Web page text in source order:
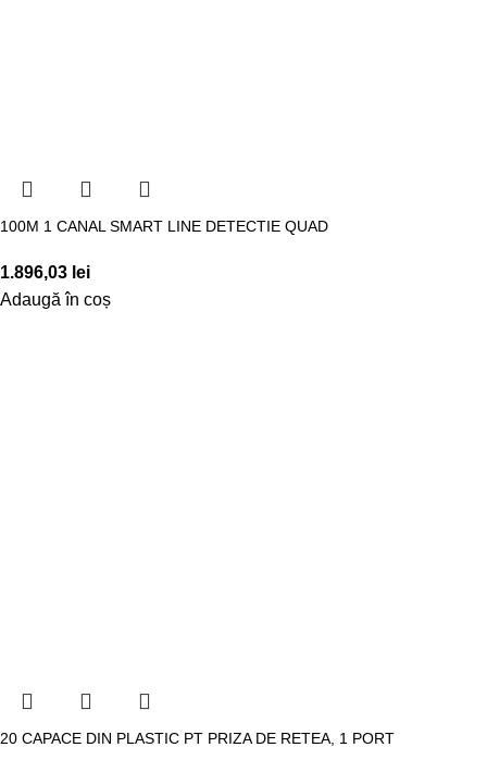
100M 1 CANAL SMART LINE DETECTIE QUAD
1.896,03 lei
Adaugă în coș
20 CAPACE DIN PLASTIC PT PRIZA DE RETEA, 1 PORT